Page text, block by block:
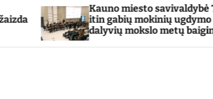
Kauno miesto savivaldybė Tarpdisciplininio
itin gabių mokinių ugdymo programos
dalyvių mokslo metų baigimo šventė